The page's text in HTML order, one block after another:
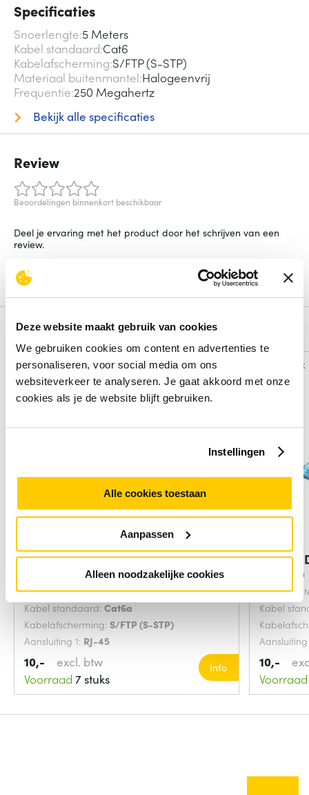
Deze website maakt gebruik van cookies
We gebruiken cookies om content en advertenties te
personaliseren, voor social media om ons
websiteverkeer te analyseren. Je gaat akkoord met onze
cookies als je de website blijft gebruiken.
Instellingen
Alle cookies toestaan
Aanpassen
Alleen noodzakelijke cookies
Specificaties
Snoerlengte 5 Meters
Kabel standaard Cat6
Kabelafscherming S/FTP (S-STP)
Materiaal buitenmantel Halogeenvrij
Frequentie 250 Megahertz
Bekijk alle specificaties
Review
Beoordelingen binnenkort beschikbaar
Deel je ervaring met het product door het schrijven van een
review.
Schrijf een review
Alternatieven
Vergelijk
ACT Paarse 1,00 meter SFTP CAT6A
Snoerlengte:1 Meters
Kabel standaard: Cat6a
Kabelafscherming: S/FTP (S-STP)
Aansluiting 1: RJ-45
10,-
excl. btw
Voorraad 7 stuks
Info
Vergelijk
Digitus
Grijs 20
Kabel
10,-
Voorraad